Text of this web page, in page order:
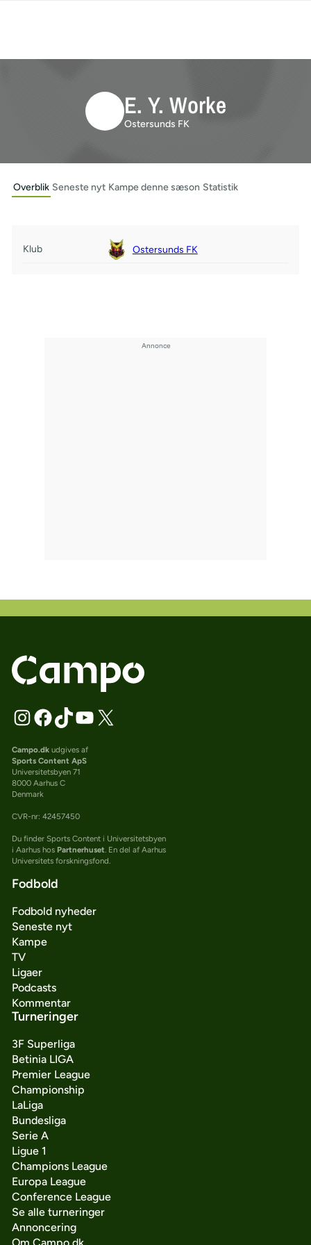
E. Y. Worke
Ostersunds FK
Overblik Seneste nyt Kampe denne sæson Statistik
Klub Ostersunds FK
Campo.dkudgives af
Sports Content ApS
Universitetsbyen 71
8000 Aarhus C
Denmark
CVR-nr: 42457450
Du finder Sports Content i Universitetsbyen
i Aarhus hos Partnerhuset. En del af Aarhus
Universitets forskningsfond.
Fodbold
Fodbold nyheder
Seneste nyt
Kampe
TV
Ligaer
Podcasts
Kommentar
Turneringer
3F Superliga
Betinia LIGA
Premier League
Championship
LaLiga
Bundesliga
Serie A
Ligue 1
Champions League
Europa League
Conference League
Se alle turneringer
Annoncering